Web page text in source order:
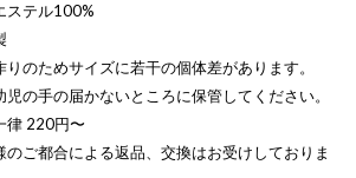
テル100%
ためサイズに若干の個体差があります。
ないところに保管してください。
220円〜
ご都合による返品、交換はお受けしておりま